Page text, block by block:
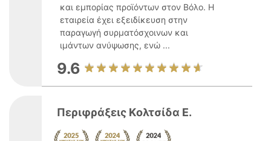
και εμπορίας προϊόντων στον Βόλο. Η
εταιρεία έχει εξειδίκευση στην
παραγωγή συρματόσχοινων και
ιμάντων ανύψωσης, ενώ ...
9.6
Περιφράξεις Kολτσίδα Ε.